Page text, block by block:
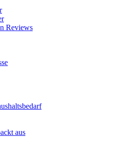
Reviews
aus